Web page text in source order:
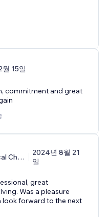
15일
commitment and great
West End Musical Choir
2024년 8월 21
일
great
Was a pleasure
look forward to the next